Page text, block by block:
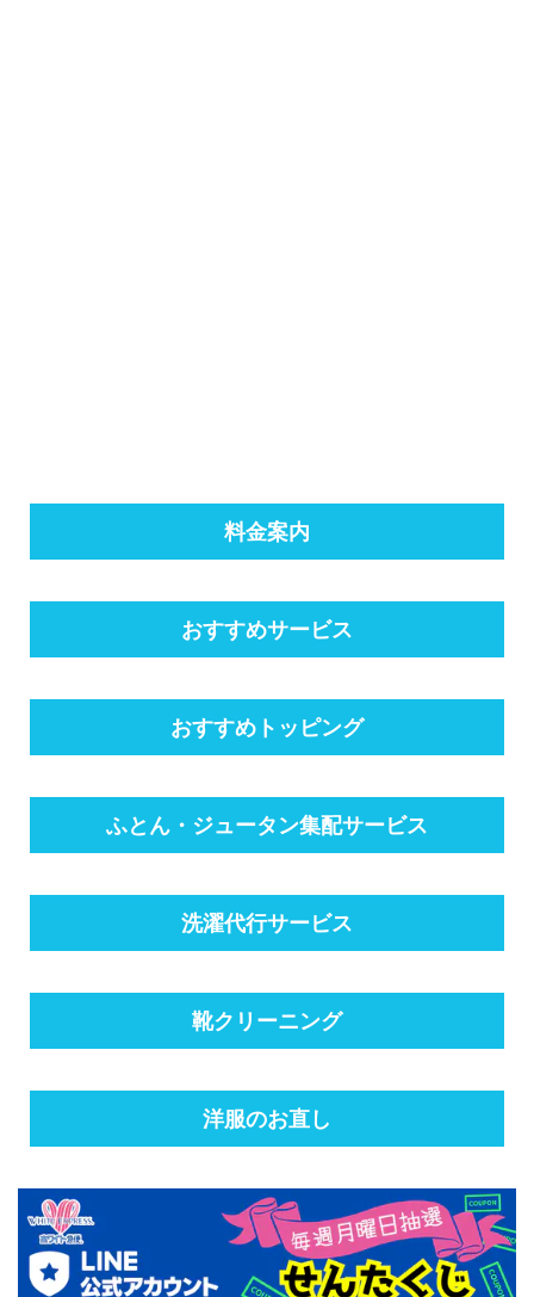
料金案内
おすすめサービス
おすすめトッピング
ふとん・ジュータン集配サービス
洗濯代行サービス
靴クリーニング
洋服のお直し